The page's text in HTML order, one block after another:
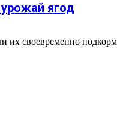
ягод
их своевременно